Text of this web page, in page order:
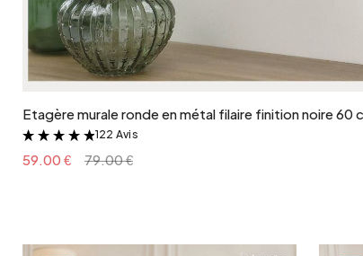
Ajouter au panier
Etagère murale ronde en métal filaire finition noire 60
&
122 Avis
59.00 € 79.00 €